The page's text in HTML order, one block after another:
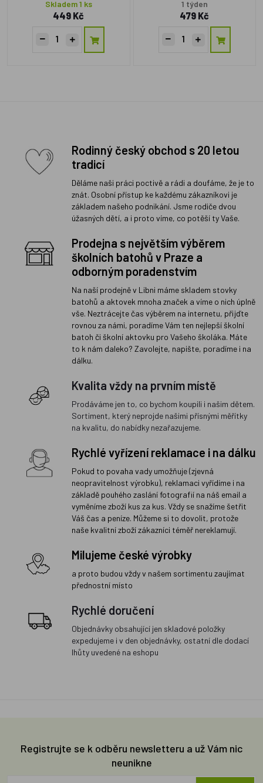
Skladem 1 ks
449 Kč
1 týden
479 Kč
Rodinný český obchod s 20 letou
tradicí
Děláme naši práci poctivě a rádi a doufáme, že je to
znát. Osobní přístup ke každému zákazníkovi je
základem našeho podnikání. Jsme rodiče dvou
úžasných dětí, a i proto víme, co potěší ty Vaše.
Prodejna s největším výběrem
školních batohů v Praze a
odborným poradenstvím
Na naší prodejně v Libni máme skladem stovky
batohů a aktovek mnoha značek a víme o nich úplně
vše. Neztrácejte čas výběrem na internetu, přijďte
rovnou za námi, poradíme Vám ten nejlepší školní
batoh či školní aktovku pro Vašeho školáka. Máte
to k nám daleko? Zavolejte, napište, poradíme i na
dálku.
Kvalita vždy na prvním místě
Prodáváme jen to, co bychom koupili i našim dětem.
Sortiment, který neprojde našimi přísnými měřítky
na kvalitu, do nabídky nezařazujeme.
Rychlé vyřízení reklamace i na dálku
Pokud to povaha vady umožňuje (zjevná
neopravitelnost výrobku), reklamaci vyřídíme i na
základě pouhého zaslání fotografií na náš email a
vyměníme zboží kus za kus. Vždy se snažíme šetřit
Váš čas a peníze. Můžeme si to dovolit, protože
naše kvalitní zboží zákazníci téměř nereklamují.
Milujeme české výrobky
a proto budou vždy v našem sortimentu zaujímat
přednostní místo
Rychlé doručení
Objednávky obsahující jen skladové položky
expedujeme i v den objednávky, ostatní dle dodací
lhůty uvedené na eshopu
Registrujte se k odběru newsletteru a už Vám nic
neunikne